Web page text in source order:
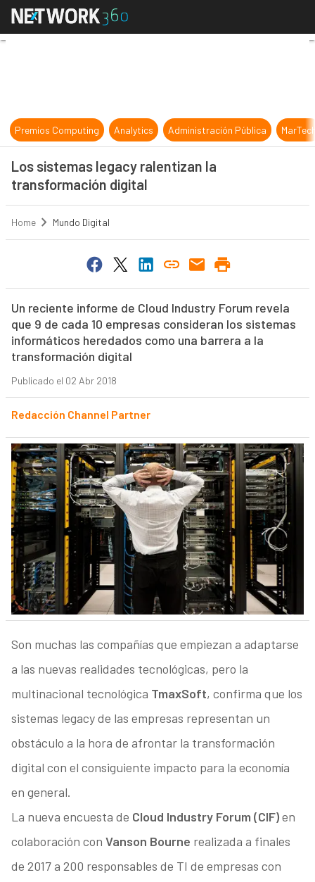
Los sistemas legacy ralentizan la
Premios Computing Analytics Administración Pública
Los sistemas legacy ralentizan la
transformación digital
Home Mundo Digital
Un reciente informe de Cloud Industry Forum revela
que 9 de cada 10 empresas consideran los sistemas
informáticos heredados como una barrera a la
transformación digital
Publicado el 02 Abr 2018
Redacción Channel Partner
Son muchas las compañías que empiezan a adaptarse
a las nuevas realidades tecnológicas, pero la
multinacional tecnológica TmaxSoft, confirma que los
sistemas legacy de las empresas representan un
obstáculo a la hora de afrontar la transformación
digital con el consiguiente impacto para la economía
en general.
La nueva encuesta de Cloud Industry Forum (CIF)en
colaboración con Vanson Bourne realizada a finales
de 2017 a 200 responsables de TI de empresas con